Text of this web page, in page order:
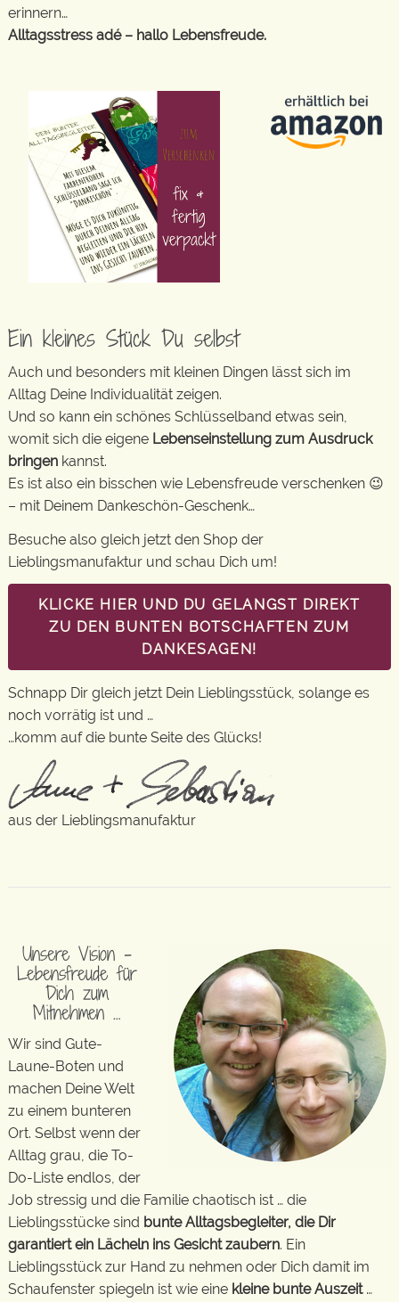
erinnern…
Alltagsstress adé – hallo Lebensfreude.
Ein kleines Stück Du selbst
Auch und besonders mit kleinen Dingen lässt sich im
Alltag Deine Individualität zeigen.
Und so kann ein schönes Schlüsselband etwas sein,
womit sich die eigene Lebenseinstellung zum Ausdruck
bringen kannst.
Es ist also ein bisschen wie Lebensfreude verschenken 😉
– mit Deinem Dankeschön-Geschenk…
Besuche also gleich jetzt den Shop der
Lieblingsmanufaktur und schau Dich um!
KLICKE HIER UND DU GELANGST DIREKT
ZU DEN BUNTEN BOTSCHAFTEN ZUM
DANKESAGEN!
Schnapp Dir gleich jetzt Dein Lieblingsstück, solange es
noch vorrätig ist und …
…komm auf die bunte Seite des Glücks!
aus der Lieblingsmanufaktur
Unsere Vision –
Lebensfreude für
Dich zum
Mitnehmen …
Wir sind Gute-
Laune-Boten und
machen Deine Welt
zu einem bunteren
Ort. Selbst wenn der
Alltag grau, die To-
Do-Liste endlos, der
Job stressig und die Familie chaotisch ist … die
Lieblingsstücke sind bunte Alltagsbegleiter, die Dir
garantiert ein Lächeln ins Gesicht zaubern. Ein
Lieblingsstück zur Hand zu nehmen oder Dich damit im
Schaufenster spiegeln ist wie eine kleine bunte Auszeit…